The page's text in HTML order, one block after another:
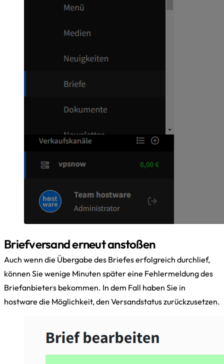
Briefversand erneut anstoßen
Auch wenn die Übergabe des Briefes erfolgreich durchlief,
können Sie wenige Minuten später eine Fehlermeldung des
Briefanbieters bekommen. In dem Fall haben Sie in
hostware die Möglichkeit, den Versandstatus zurückzusetzen.